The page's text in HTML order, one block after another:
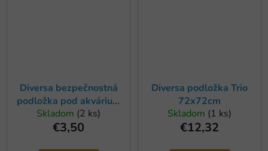
Diversa bezpečnostná
podložka pod akvárium
50x30cm
Skladom (2 ks)
€3,50
Diversa podložka Trio
72x72cm
Skladom (1 ks)
€12,32